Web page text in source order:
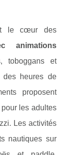
le cœur des
animations
toboggans et
des heures de
proposent
les adultes
Les activités
nautiques sur